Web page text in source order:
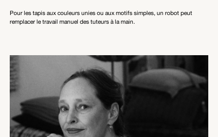
Pour les tapis aux couleurs unies ou aux motifs simples, un robot peut
remplacer le travail manuel des tuteurs à la main.